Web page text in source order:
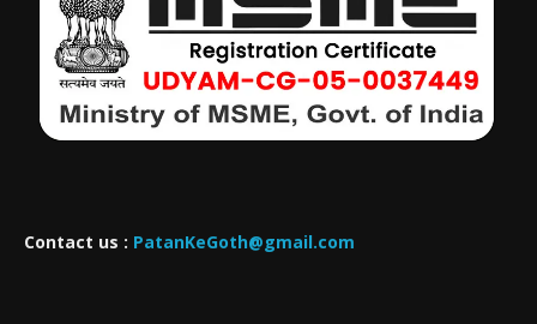
Contact us : PatanKeGoth@gmail.com